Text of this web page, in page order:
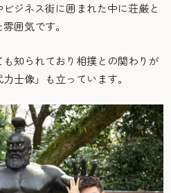
ジネス街に囲まれた中に荘厳と
囲気です。
知られており相撲との関わりが
士像」も立っています。